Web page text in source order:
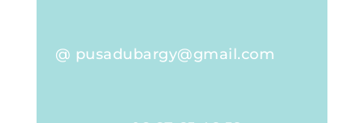
@ pusadubargy@gmail.com